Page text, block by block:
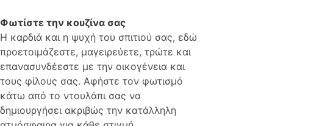
Φωτίστε την κουζίνα σας
Η καρδιά και η ψυχή του σπιτιού σας, εδώ
προετοιμάζεστε, μαγειρεύετε, τρώτε και
επανασυνδέεστε με την οικογένεια και
τους φίλους σας. Αφήστε τον φωτισμό
κάτω από το ντουλάπι σας να
δημιουργήσει ακριβώς την κατάλληλη